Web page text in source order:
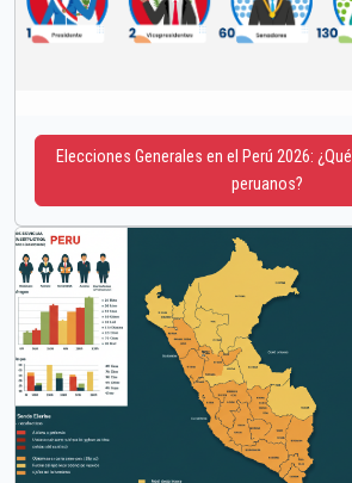
Elecciones Generales en el Perú 2026:
peruanos?